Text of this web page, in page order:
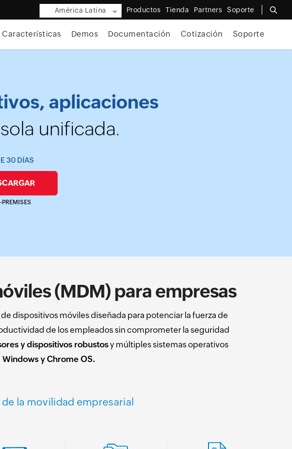
América Latina Productos Tienda Partners Soporte
Características Demos Documentación Cotización Soporte
aplicaciones
unificada.
30 DÍAS
PREMISES
(MDM) para empresas
dispositivos móviles diseñada para potenciar la fuerza de
de los empleados sin comprometer la seguridad
y dispositivos robustosy múltiples sistemas operativos
y Chrome OS.
la movilidad empresarial